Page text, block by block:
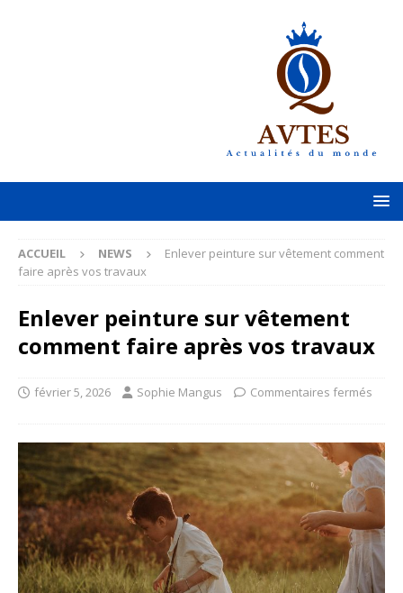
ACCUEIL NEWS
Enlever peinture sur vêtement comment
faire après vos travaux
Enlever peinture sur vêtement
comment faire après vos travaux
février 5, 2026 Sophie Mangus Commentaires fermés